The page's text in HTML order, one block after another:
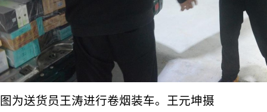
图为送货员王涛进行卷烟装车。王元坤摄